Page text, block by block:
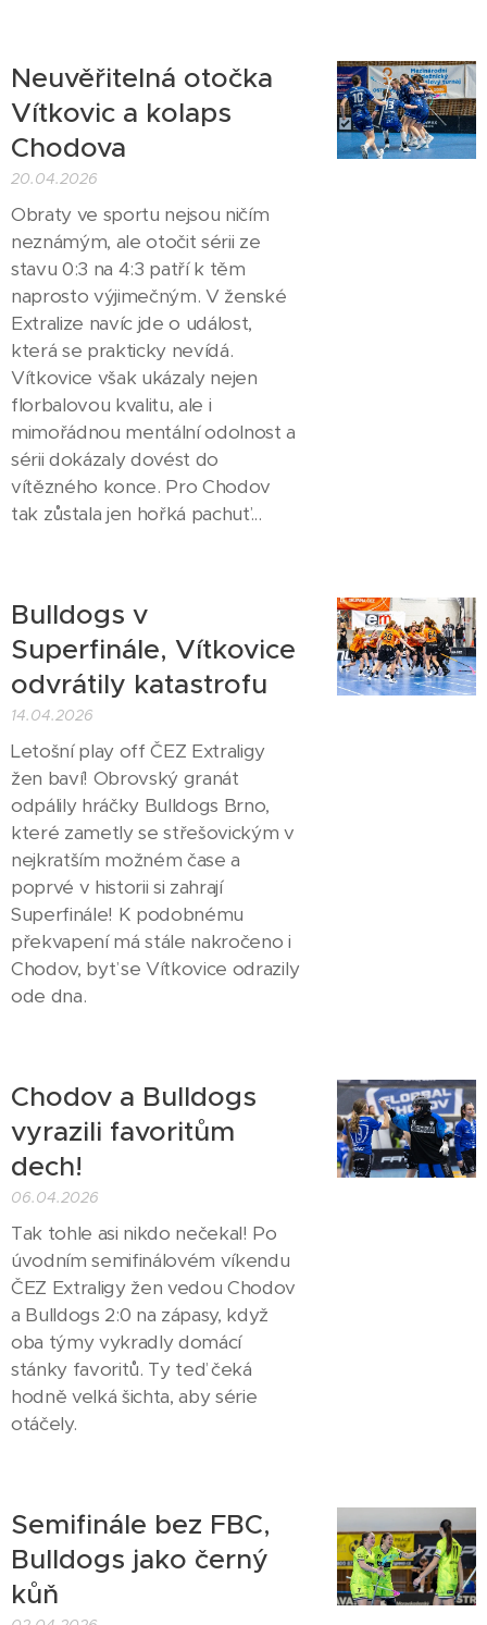
Neuvěřitelná otočka
Vítkovic a kolaps
Chodova
20.04.2026
Obraty ve sportu nejsou ničím
neznámým, ale otočit sérii ze
stavu 0:3 na 4:3 patří k těm
naprosto výjimečným. V ženské
Extralize navíc jde o událost,
která se prakticky nevídá.
Vítkovice však ukázaly nejen
florbalovou kvalitu, ale i
mimořádnou mentální odolnost a
sérii dokázaly dovést do
vítězného konce. Pro Chodov
tak zůstala jen hořká pachuť...
Bulldogs v
Superfinále, Vítkovice
odvrátily katastrofu
14.04.2026
Letošní play off ČEZ Extraligy
žen baví! Obrovský granát
odpálily hráčky Bulldogs Brno,
které zametly se střešovickým v
nejkratším možném čase a
poprvé v historii si zahrají
Superfinále! K podobnému
překvapení má stále nakročeno i
Chodov, byť se Vítkovice odrazily
ode dna.
Chodov a Bulldogs
vyrazili favoritům
dech!
06.04.2026
Tak tohle asi nikdo nečekal! Po
úvodním semifinálovém víkendu
ČEZ Extraligy žen vedou Chodov
a Bulldogs 2:0 na zápasy, když
oba týmy vykradly domácí
stánky favoritů. Ty teď čeká
hodně velká šichta, aby série
otáčely.
Semifinále bez FBC,
Bulldogs jako černý
kůň